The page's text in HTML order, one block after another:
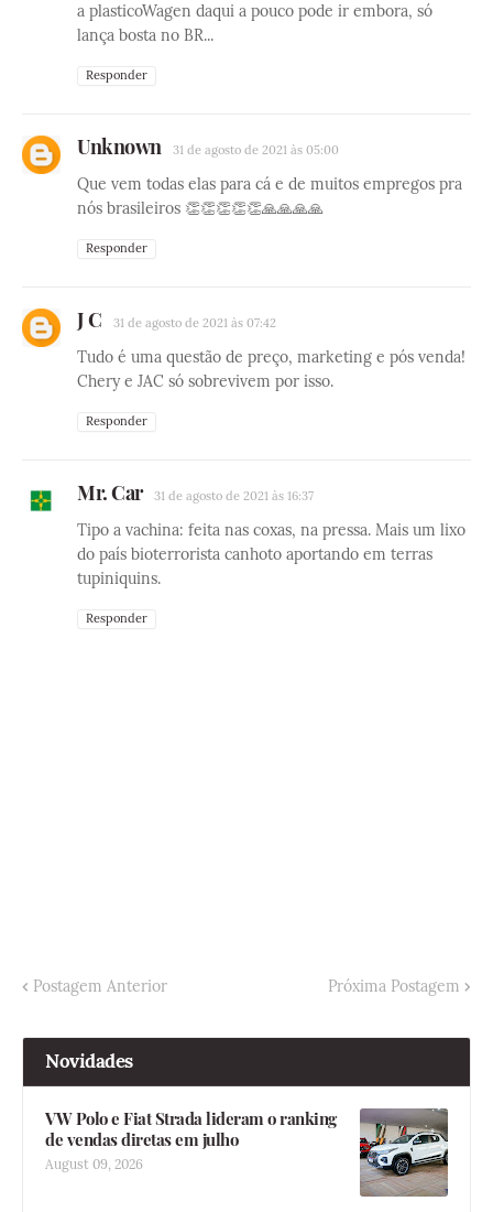
a plasticoWagen daqui a pouco pode ir embora, só
lança bosta no BR...
Responder
Unknown 31 de agosto de 2021 às 05:00
Que vem todas elas para cá e de muitos empregos pra
nós brasileiros 👏👏👏👏👏🙏🙏🙏🙏
Responder
J C 31 de agosto de 2021 às 07:42
Tudo é uma questão de preço, marketing e pós venda!
Chery e JAC só sobrevivem por isso.
Responder
Mr. Car 31 de agosto de 2021 às 16:37
Tipo a vachina: feita nas coxas, na pressa. Mais um lixo
do país bioterrorista canhoto aportando em terras
tupiniquins.
Responder
Postagem Anterior Próxima Postagem
Novidades
VW Polo e Fiat Strada lideram o ranking
de vendas diretas em julho
August 09, 2026